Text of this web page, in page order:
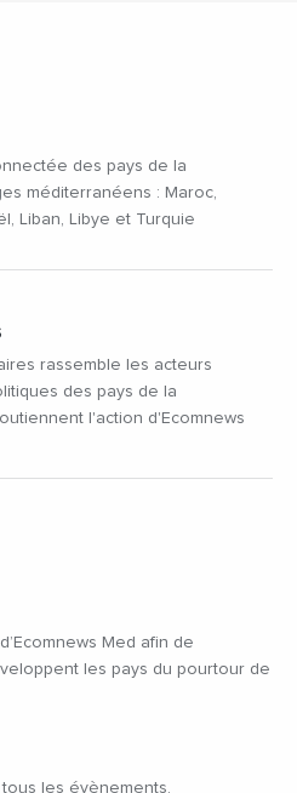
des pays de la
méditerranéens : Maroc,
Liban, Libye et Turquie
Med afin de
les pays du pourtour de
les évènements,
rassemble les acteurs
des pays de la
l'action d'Ecomnews